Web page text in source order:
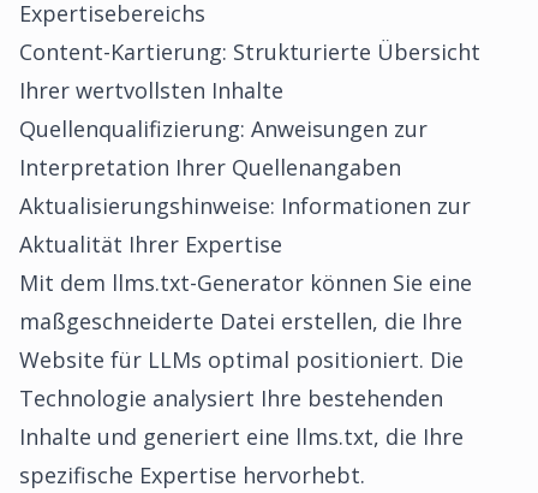
Expertisebereichs
Content-Kartierung: Strukturierte Übersicht
Ihrer wertvollsten Inhalte
Quellenqualifizierung: Anweisungen zur
Interpretation Ihrer Quellenangaben
Aktualisierungshinweise: Informationen zur
Aktualität Ihrer Expertise
Mit dem llms.txt-Generator können Sie eine
maßgeschneiderte Datei erstellen, die Ihre
Website für LLMs optimal positioniert. Die
Technologie analysiert Ihre bestehenden
Inhalte und generiert eine llms.txt, die Ihre
spezifische Expertise hervorhebt.